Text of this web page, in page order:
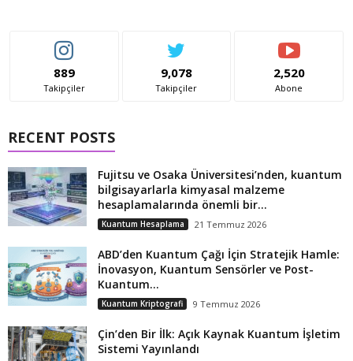
889
Takipçiler
9,078
Takipçiler
2,520
Abone
RECENT POSTS
Fujitsu ve Osaka Üniversitesi’nden, kuantum
bilgisayarlarla kimyasal malzeme
hesaplamalarında önemli bir...
Kuantum Hesaplama 21 Temmuz 2026
ABD’den Kuantum Çağı İçin Stratejik Hamle:
İnovasyon, Kuantum Sensörler ve Post-
Kuantum...
Kuantum Kriptografi 9 Temmuz 2026
Çin’den Bir İlk: Açık Kaynak Kuantum İşletim
Sistemi Yayınlandı